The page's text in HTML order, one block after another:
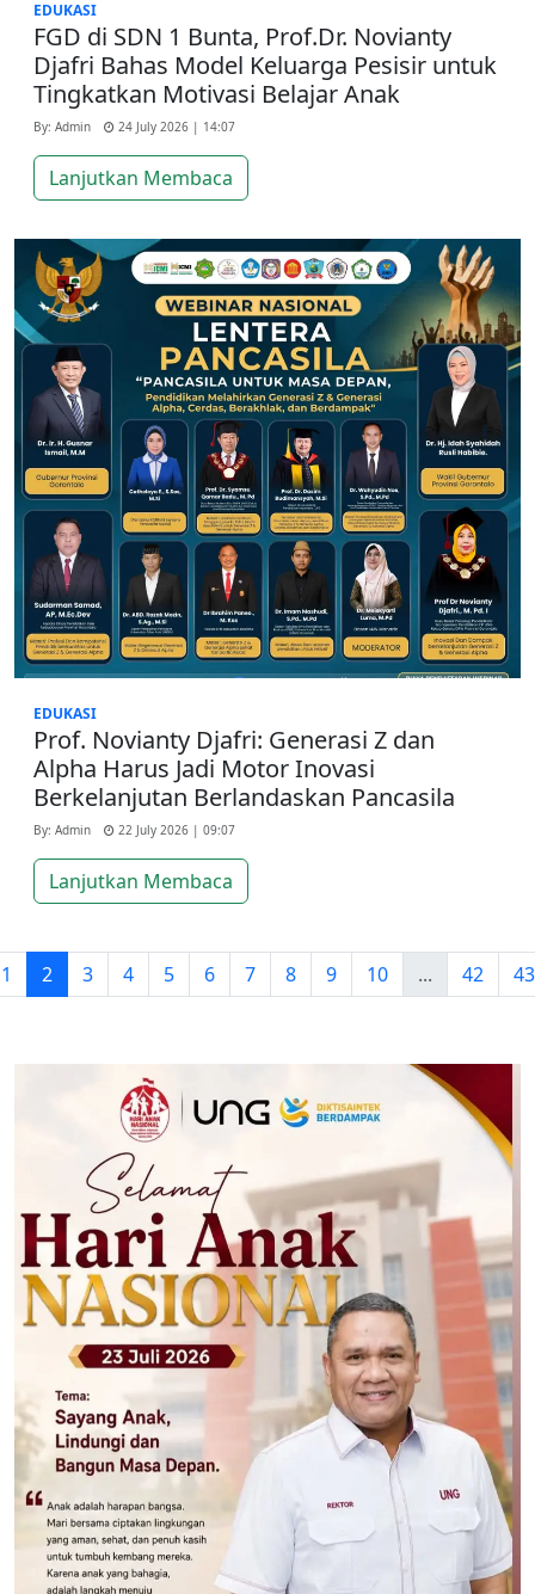
EDUKASI
FGD di SDN 1 Bunta, Prof.Dr. Novianty
Djafri Bahas Model Keluarga Pesisir untuk
Tingkatkan Motivasi Belajar Anak
By: Admin 24 July 2026 | 14:07
Lanjutkan Membaca
EDUKASI
Prof. Novianty Djafri: Generasi Z dan
Alpha Harus Jadi Motor Inovasi
Berkelanjutan Berlandaskan Pancasila
By: Admin 22 July 2026 | 09:07
Lanjutkan Membaca
1 2 3 4 5 6 7 8 9 10 ... 42 43